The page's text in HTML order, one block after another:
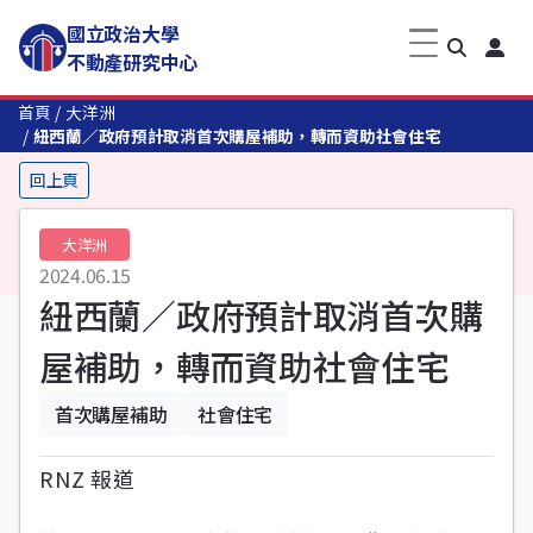
國立政治大學
不動產研究中心
首頁
大洋洲
紐西蘭／政府預計取消首次購屋補助，轉而資助社會住宅
回上頁
大洋洲
2024.06.15
紐西蘭／政府預計取消首次購
屋補助，轉而資助社會住宅
首次購屋補助 社會住宅
RNZ 報道